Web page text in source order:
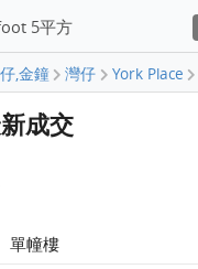
5平方
,金鐘 灣仔 York Place
成交
單幢樓